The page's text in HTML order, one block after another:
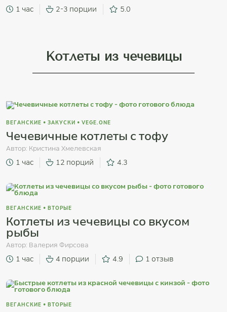
1 час 2-3 порции 5.0
Котлеты из чечевицы
ВЕГАНСКИЕ • ЗАКУСКИ • VEGE.ONE
Чечевичные котлеты с тофу
Автор: Кристина Хмелевская
1 час 12 порций 4.3
ВЕГАНСКИЕ • ВТОРЫЕ
Котлеты из чечевицы со вкусом
рыбы
Автор: Валерия Фирсова
1 час 4 порции 4.9 1 отзыв
ВЕГАНСКИЕ • ВТОРЫЕ